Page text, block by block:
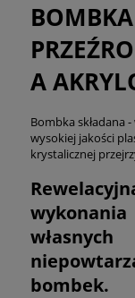
BOMBKA
A
Bombka składana
wysokiej jakości
krystalicznej
wykonania
własnych
bombek.